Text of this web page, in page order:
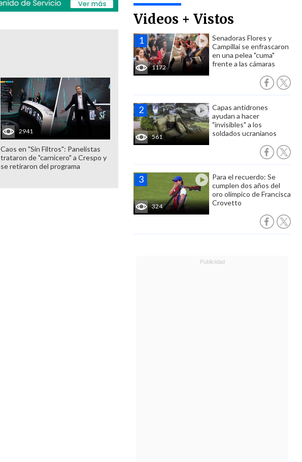
Videos + Vistos
1172
Senadoras Flores y
Campillai se enfrascaron
en una pelea "cuma"
frente a las cámaras
561
Capas antidrones
ayudan a hacer
"invisibles" a los
soldados ucranianos
324
Para el recuerdo: Se
cumplen dos años del
oro olímpico de Francisca
Crovetto
2941
Caos en "Sin Filtros": Panelistas
trataron de "carnicero" a Crespo y
se retiraron del programa